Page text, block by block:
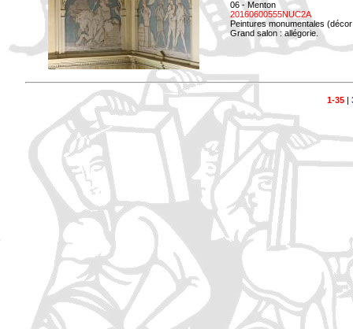
06 - Menton
20160600555NUC2A
Peintures monumentales
Grand salon : allégorie.
1-35|